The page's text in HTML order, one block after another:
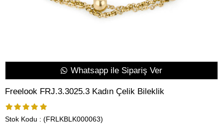
Whatsapp ile Sipariş Ver
Freelook FRJ.3.3025.3 Kadın Çelik Bileklik
Stok Kodu (FRLKBLK000063)